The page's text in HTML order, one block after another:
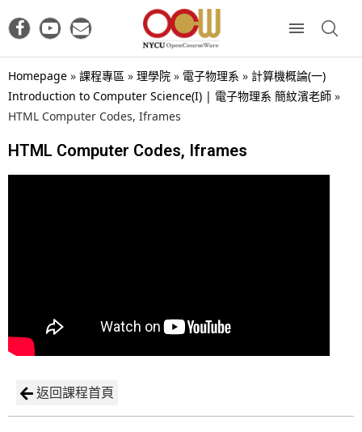
Homepage » 課程專區 » 理學院 » 電子物理系 » 計算機概論(一)
Introduction to Computer Science(I) | 電子物理系 簡紋濱老師 »
HTML Computer Codes, Iframes
HTML Computer Codes, Iframes
返回課程首頁